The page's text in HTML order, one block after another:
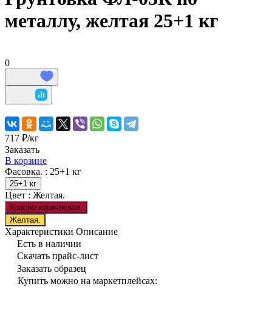
металлу, желтая 25+1 кг
0
717 ₽/кг
Заказать
В корзине
Фасовка. : 25+1 кг
25+1 кг
Цвет : Желтая.
Красно-коричневая.
Желтая.
Характеристики Описание
Есть в наличии
Скачать прайс-лист
Заказать образец
Купить можно на маркетплейсах: